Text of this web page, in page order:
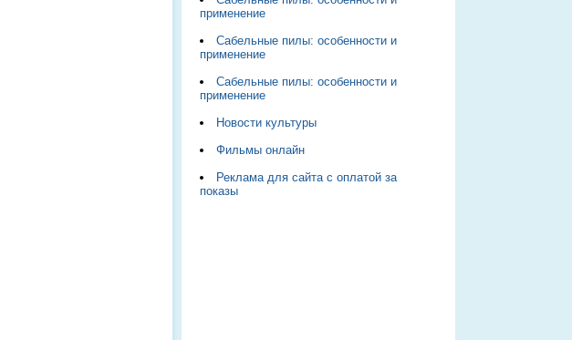
применение
Сабельные пилы: особенности и
применение
Сабельные пилы: особенности и
применение
Новости культуры
Фильмы онлайн
Реклама для сайта с оплатой за
показы